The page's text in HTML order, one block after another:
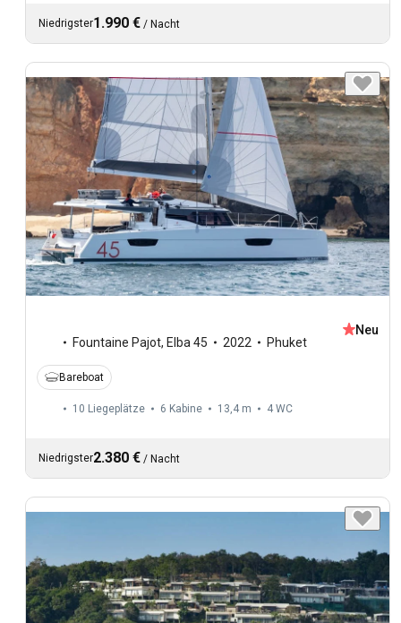
Niedrigster1.990 € / Nacht
Fountaine Pajot, Elba 45 2022 Phuket
Neu
Bareboat
10 Liegeplätze 6 Kabine 13,4 m 4 WC
Niedrigster2.380 € / Nacht